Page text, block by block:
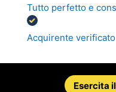
Tutto perfetto e
Acquirente verificato
Esercita